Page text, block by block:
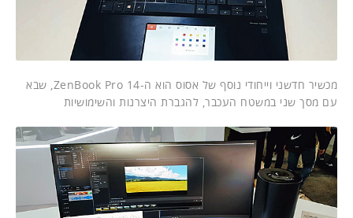
מכשיר חדשני וייחודי נוסף של אסוס הוא ה-ZenBook Pro 14, שבא
עם מסך שני במשטח העכבר, להגברת היצרנות והשימושיות